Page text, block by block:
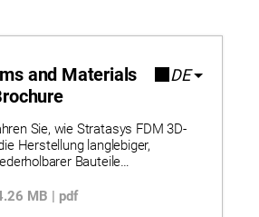
and Materials
Brochure
DE
Sie, wie Stratasys FDM 3D-
Herstellung langlebiger,
Bauteile
traditionelle
MB | pdf